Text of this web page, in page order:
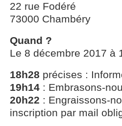
22 rue Fodéré
73000 Chambéry
Quand ?
Le 8 décembre 2017 à
18h28 précises :
19h14 : Embrasons-
20h22 : Engraissons-
inscription par mail